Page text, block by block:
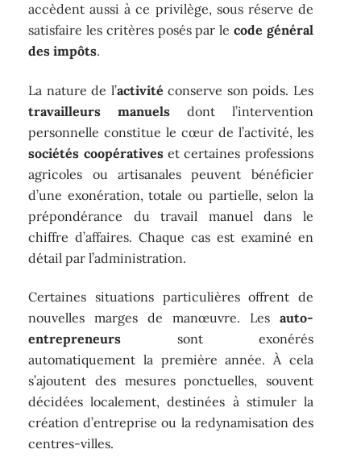
accèdent aussi à ce privilège, sous réserve de
satisfaire les critères posés par le code général
des impôts.
La nature de l’activité conserve son poids. Les
travailleurs manuels dont l’intervention
personnelle constitue le cœur de l’activité, les
sociétés coopérativeset certaines professions
agricoles ou artisanales peuvent bénéficier
d’une exonération, totale ou partielle, selon la
prépondérance du travail manuel dans le
chiffre d’affaires. Chaque cas est examiné en
détail par l’administration.
Certaines situations particulières offrent de
nouvelles marges de manœuvre. Les auto-
entrepreneurs sont exonérés
automatiquement la première année. À cela
s’ajoutent des mesures ponctuelles, souvent
décidées localement, destinées à stimuler la
création d’entreprise ou la redynamisation des
centres-villes.